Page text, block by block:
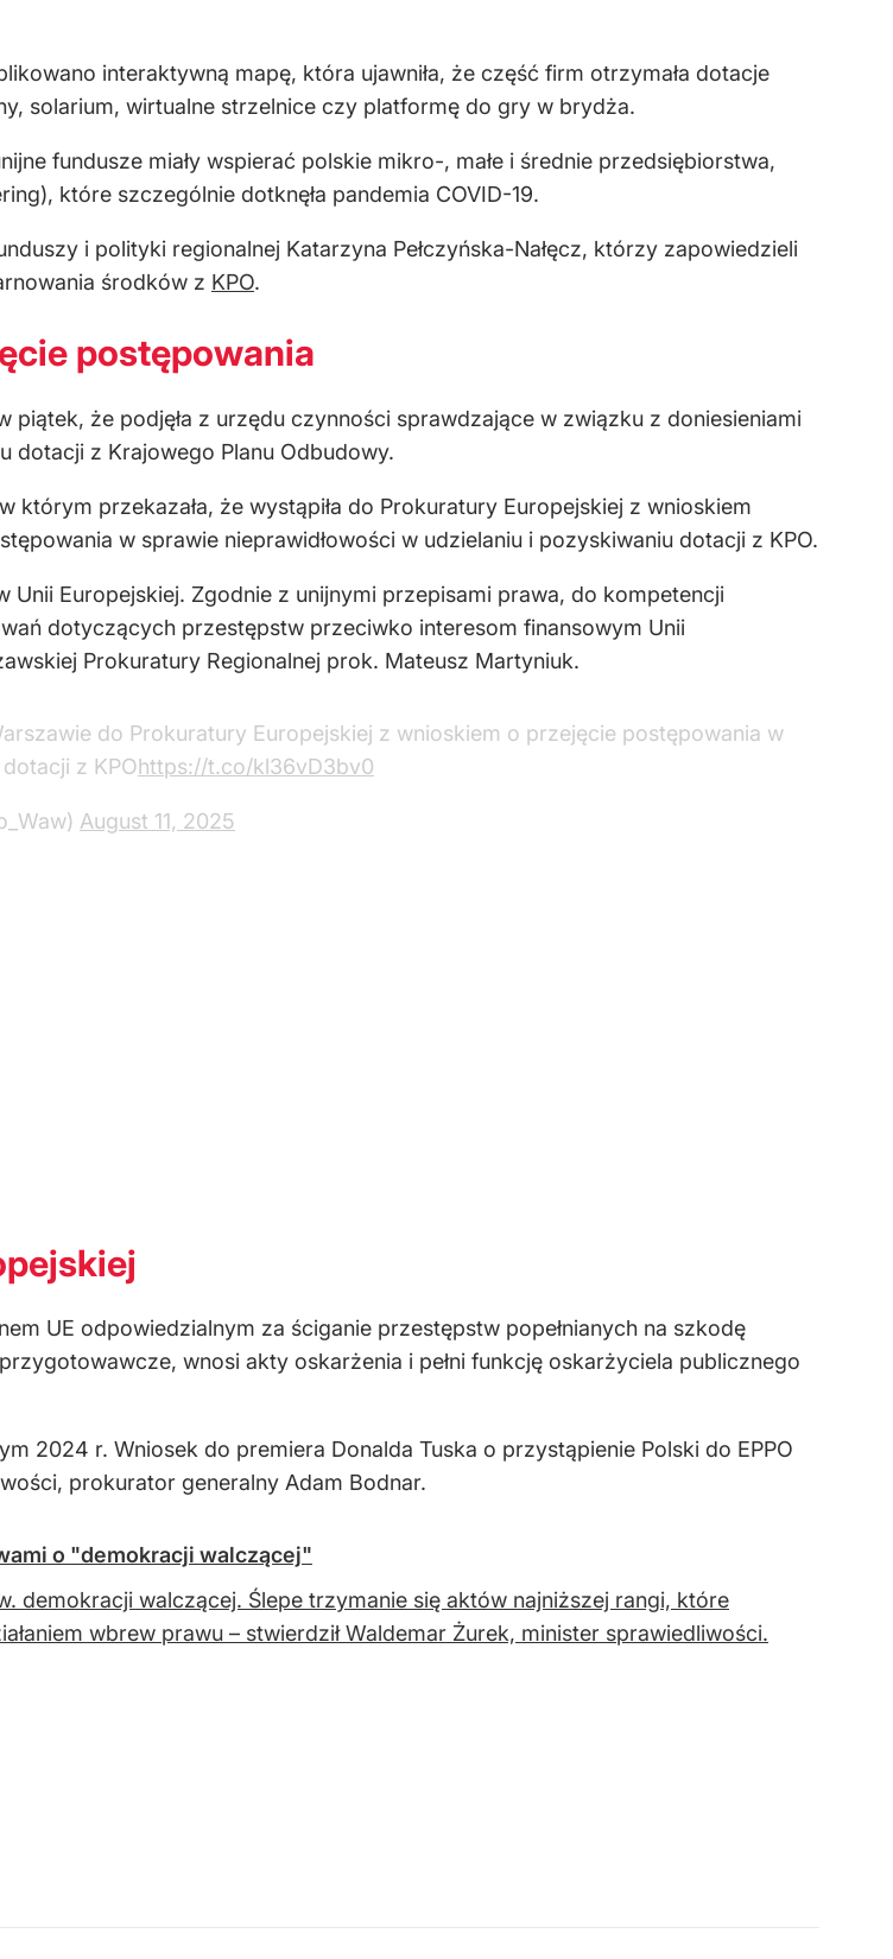
interaktywną mapę, która ujawniła, że część firm otrzymała dotacje
solarium, wirtualne strzelnice czy platformę do gry w brydża.
fundusze miały wspierać polskie mikro-, małe i średnie przedsiębiorstwa,
które szczególnie dotknęła pandemia COVID-19.
i polityki regionalnej Katarzyna Pełczyńska-Nałęcz, którzy zapowiedzieli
środków z KPO.
postępowania
piątek, że podjęła z urzędu czynności sprawdzające w związku z doniesieniami
dotacji z Krajowego Planu Odbudowy.
którym przekazała, że wystąpiła do Prokuratury Europejskiej z wnioskiem
w sprawie nieprawidłowości w udzielaniu i pozyskiwaniu dotacji z KPO.
Europejskiej. Zgodnie z unijnymi przepisami prawa, do kompetencji
dotyczących przestępstw przeciwko interesom finansowym Unii
Prokuratury Regionalnej prok. Mateusz Martyniuk.
do Prokuratury Europejskiej z wnioskiem o przejęcie postępowania w
z KPOhttps://t.co/kl36vD3bv0
August 11, 2025
UE odpowiedzialnym za ściganie przestępstw popełnianych na szkodę
wnosi akty oskarżenia i pełni funkcję oskarżyciela publicznego
2024 r. Wniosek do premiera Donalda Tuska o przystąpienie Polski do EPPO
prokurator generalny Adam Bodnar.
o "demokracji walczącej"
demokracji walczącej. Ślepe trzymanie się aktów najniższej rangi, które
wbrew prawu – stwierdził Waldemar Żurek, minister sprawiedliwości.